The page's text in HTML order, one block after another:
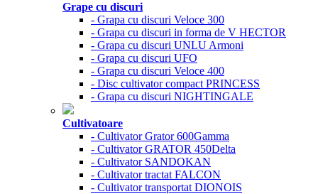
Grape cu discuri
- Grapa cu discuri Veloce 300
- Grapa cu discuri in forma de V HECTOR
- Grapa cu discuri UNLU Armoni
- Grapa cu discuri UFO
- Grapa cu discuri Veloce 400
- Disc cultivator compact PRINCESS
- Grapa cu discuri NIGHTINGALE
Cultivatoare
- Cultivator Grator 600Gamma
- Cultivator GRATOR 450Delta
- Cultivator SANDOKAN
- Cultivator tractat FALCON
- Cultivator transportat DIONOIS